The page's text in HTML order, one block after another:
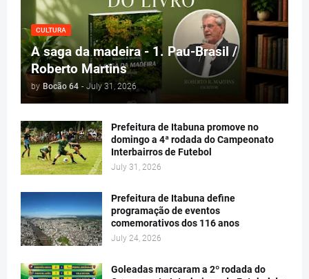
CULTURA
A saga da madeira - 1. Pau-Brasil /
Roberto Martins
by Bocão 64 - July 31, 2026
Prefeitura de Itabuna promove no
domingo a 4ª rodada do Campeonato
Interbairros de Futebol
July 31, 2026
Prefeitura de Itabuna define
programação de eventos
comemorativos dos 116 anos
July 24, 2026
Goleadas marcaram a 2º rodada do